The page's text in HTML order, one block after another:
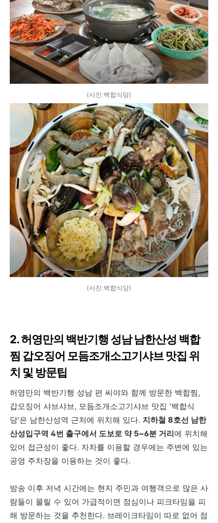
(사진:백합식당)
(사진:백합식당)
2. 허영만의 백반기행 성남 남한산성 백합
찜 갑오징어 모듬조개소고기샤브 맛집 위
치 및 방문팁
허영만의 백반기행 성남 편 씨야와 함께 방문한 백합찜,
갑오징어 샤브샤브, 모듬조개소고기샤브 맛집 '백합식
당'은 남한산성역 근처에 위치해 있다. 지하철 8호선 남한
산성입구역 4번 출구에서 도보로 약 5~6분 거리에 위치해
있어 접근성이 좋다. 자차를 이용할 경우에는 주변에 있는
공영 주차장을 이용하는 것이 좋다.
방송 이후 저녁 시간에는 현지 주민과 여행객으로 많은 사
람들이 몰릴 수 있어 가급적이면 점심이나 피크타임을 피
해 방문하는 것을 추천한다. 브레이크타임이 따로 없어 점